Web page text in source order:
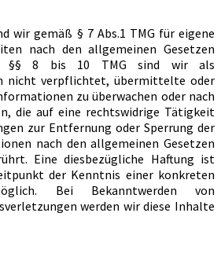
wir gemäß § 7 Abs.1 TMG für eigene
nach den allgemeinen Gesetzen
§§ 8 bis 10 TMG sind wir als
nicht verpflichtet, übermittelte oder
zu überwachen oder nach
die auf eine rechtswidrige Tätigkeit
zur Entfernung oder Sperrung der
nach den allgemeinen Gesetzen
Eine diesbezügliche Haftung ist
der Kenntnis einer konkreten
Bei Bekanntwerden von
werden wir diese Inhalte